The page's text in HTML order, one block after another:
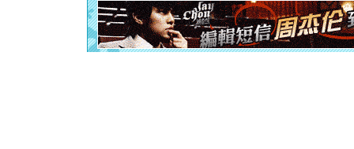
起；二是
离。水晶
[元旦]当
泣，这痛